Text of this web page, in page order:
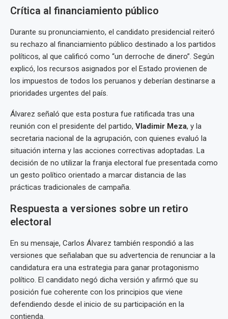
Crítica al financiamiento público
Durante su pronunciamiento, el candidato presidencial reiteró
su rechazo al financiamiento público destinado a los partidos
políticos, al que calificó como “un derroche de dinero”. Según
explicó, los recursos asignados por el Estado provienen de
los impuestos de todos los peruanos y deberían destinarse a
prioridades urgentes del país.
Álvarez señaló que esta postura fue ratificada tras una
reunión con el presidente del partido, Vladimir Meza, y la
secretaria nacional de la agrupación, con quienes evaluó la
situación interna y las acciones correctivas adoptadas. La
decisión de no utilizar la franja electoral fue presentada como
un gesto político orientado a marcar distancia de las
prácticas tradicionales de campaña.
Respuesta a versiones sobre un retiro
electoral
En su mensaje, Carlos Álvarez también respondió a las
versiones que señalaban que su advertencia de renunciar a la
candidatura era una estrategia para ganar protagonismo
político. El candidato negó dicha versión y afirmó que su
posición fue coherente con los principios que viene
defendiendo desde el inicio de su participación en la
contienda.